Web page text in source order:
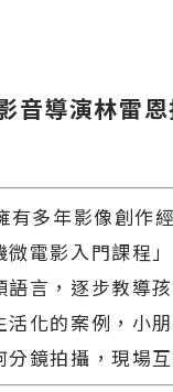
光復鄉
音導演林雷
有多年影像創作
電影入門課程
言，逐步教導
化的案例，小
鏡拍攝，現場